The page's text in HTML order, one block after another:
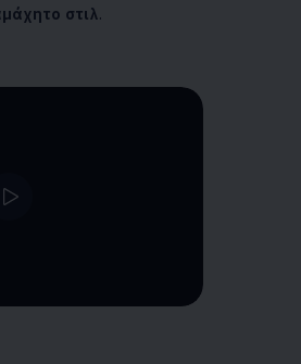
στιλ.
Remaining time, --:--